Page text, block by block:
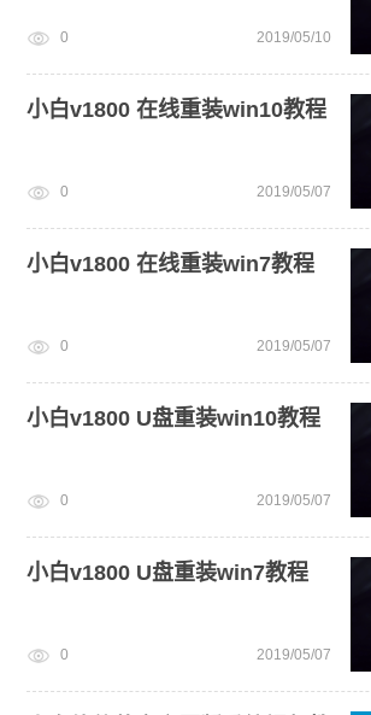
小白一键重装系统win10教程 小白一键重装系
0 2019/05/10
小白v1800 在线重装win10教程
0 2019/05/07
小白v1800 在线重装win7教程
0 2019/05/07
小白v1800 U盘重装win10教程
0 2019/05/07
小白v1800 U盘重装win7教程
0 2019/05/07